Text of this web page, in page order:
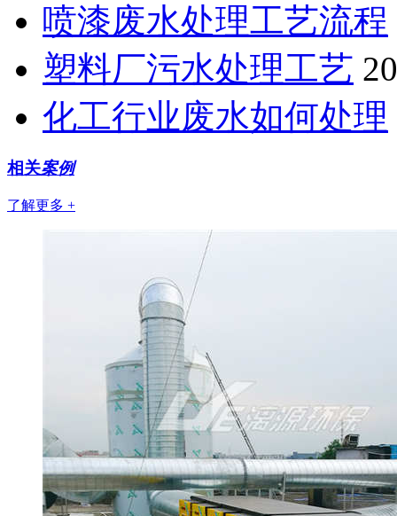
喷漆废水处理工艺流程
塑料厂污水处理工艺
化工行业废水如何处理
相关案例
了解更多 +